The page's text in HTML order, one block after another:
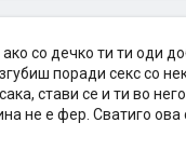
со дечко ти ти оди
поради секс со
стави се и ти во
не е фер. Сватиго ова